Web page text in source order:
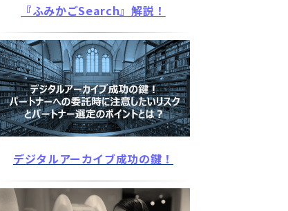
『ふみかごSearch』解説！
デジタルアーカイブ成功の鍵！